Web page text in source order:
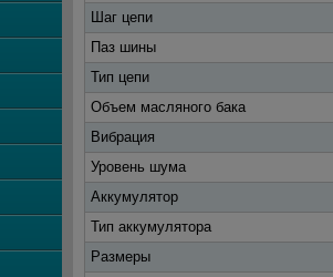
Шаг цепи
Паз шины
Тип цепи
Объем масляного бака
Вибрация
Уровень шума
Аккумулятор
Тип аккумулятора
Размеры